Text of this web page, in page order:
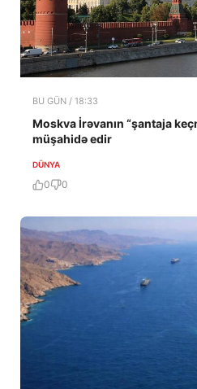
BU GÜN / 18:33
Moskva İrəvanın “şantaja
müşahidə edir
DÜNYA
0 0